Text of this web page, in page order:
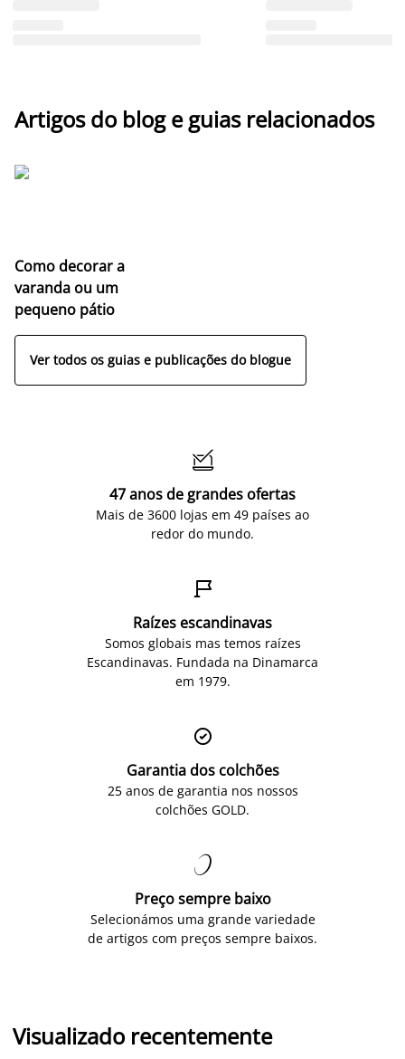
Artigos do blog e guias relacionados
Como decorar a
varanda ou um
pequeno pátio
Ver todos os guias e publicações do blogue

47 anos de grandes ofertas
Mais de 3600 lojas em 49 países ao
redor do mundo.

Raízes escandinavas
Somos globais mas temos raízes
Escandinavas. Fundada na Dinamarca
em 1979.

Garantia dos colchões
25 anos de garantia nos nossos
colchões GOLD.

Preço sempre baixo
Selecionámos uma grande variedade
de artigos com preços sempre baixos.
Visualizado recentemente